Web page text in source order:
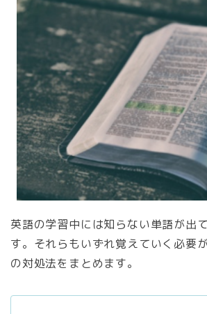
英語の学習中には知らない単語が出
す。それらもいずれ覚えていく必要
の対処法をまとめます。